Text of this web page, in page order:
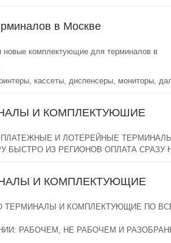
в Москве
новые комплектующие для терминалов в
кассеты, диспенсеры, мониторы,
И КОМПЛЕКТУЮШИЕ
И ЛОТЕРЕЙНЫЕ
БЫСТРО ИЗ РЕГИОНОВ ОПЛАТА
И КОМПЛЕКТУЮЩИЕ
ТЕРМИНАЛЫ И КОМПЛЕКТУЮЩИЕ ПО
РАБОЧЕМ, НЕ РАБОЧЕМ И